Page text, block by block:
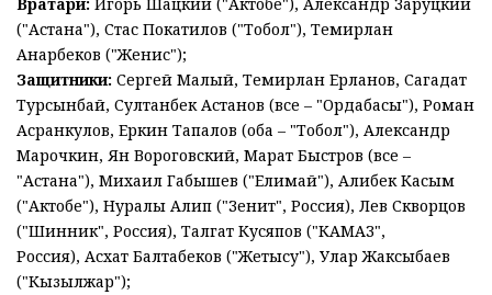
("Астана"), Стас Покатилов ("Тобол"), Темирлан
Анарбеков ("Женис");
Защитники: Сергей Малый, Темирлан Ерланов, Сагадат
Турсынбай, Султанбек Астанов (все – "Ордабасы"), Роман
Асранкулов, Еркин Тапалов (оба – "Тобол"), Александр
Марочкин, Ян Вороговский, Марат Быстров (все –
"Астана"), Михаил Габышев ("Елимай"), Алибек Касым
("Актобе"), Нуралы Алип ("Зенит", Россия), Лев Скворцов
("Шинник", Россия), Талгат Кусяпов ("КАМАЗ",
Россия), Асхат Балтабеков ("Жетысу"), Улар Жаксыбаев
("Кызылжар");